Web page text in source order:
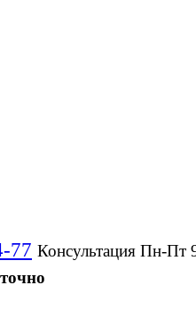
77 Консультация Пн-